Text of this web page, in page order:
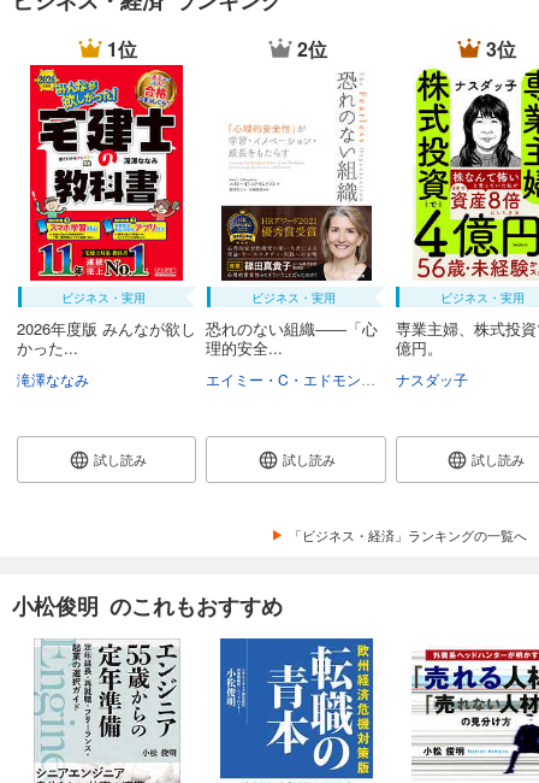
1位
ビジネス・実用
2026年度版 みんなが欲し
かった...
滝澤ななみ
試し読み
2位
ビジネス・実用
恐れのない組織――「心
理的安全...
野津智子
試し読み
3位
ビジネス・実用
専業主婦、株式投
億円。
ナスダッ子
試し読み
「ビジネス・経済」ランキングの一覧へ
小松俊明 のこれもおすすめ